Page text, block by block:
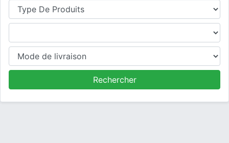
Où cherchez-vous un producteur ?
Type de produits
Produits
Mode de livraison
Rechercher